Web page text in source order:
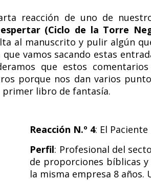
reacción de uno de
(Ciclo de la Torre
al manuscrito y pulir algún
vamos sacando estas
que estos
porque nos dan varios
libro de fantasía.
Reacción N.º 4: El
Perfil: Profesional del
de proporciones bíblicas
la misma empresa 8 años.